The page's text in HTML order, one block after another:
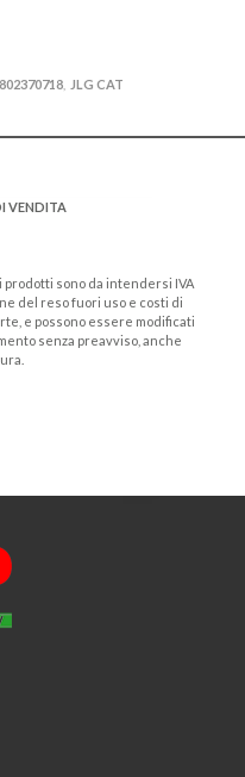
JLG CAT
VENDITA
prodotti sono da intendersi IVA
del reso fuori uso e costi di
e possono essere modificati
senza preavviso, anche